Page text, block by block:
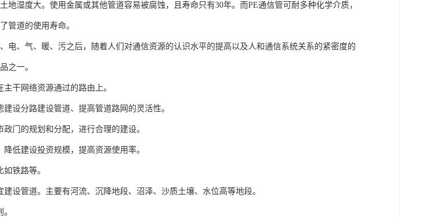
地湿度大。使用金属或其他管道容易被腐蚀，且寿命只有30年。而PE通信管可耐多种化学介质，
管道的使用寿命。
电、气、暖、污之后，随着人们对通信资源的认识水平的提高以及人和通信系统关系的紧密度的
之一。
主干网络资源通过的路由上。
建设分路建设管道、提高管道路网的灵活性。
门的规划和分配，进行合理的建设。
低建设投资规模，提高资源使用率。
铁路等。
建设管道。主要有河流、沉降地段、沼泽、沙质土壤、水位高等地段。